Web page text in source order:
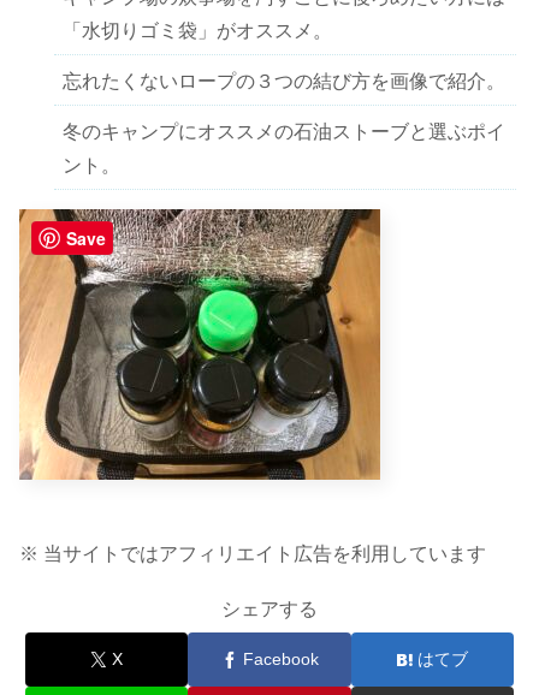
「水切りゴミ袋」がオススメ。
忘れたくないロープの３つの結び方を画像で紹介。
冬のキャンプにオススメの石油ストーブと選ぶポイ
ント。
※ 当サイトではアフィリエイト広告を利用しています
シェアする
X Facebook はてブ
Save